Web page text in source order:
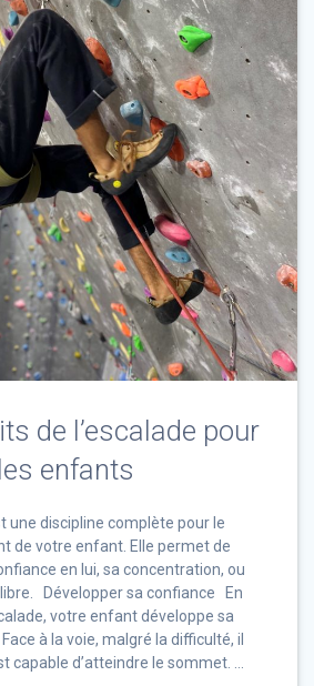
de l’escalade pour
les enfants
une discipline complète pour le
de votre enfant. Elle permet de
en lui, sa concentration, ou
Développer sa confiance En
votre enfant développe sa
à la voie, malgré la difficulté, il
capable d’atteindre le sommet. …